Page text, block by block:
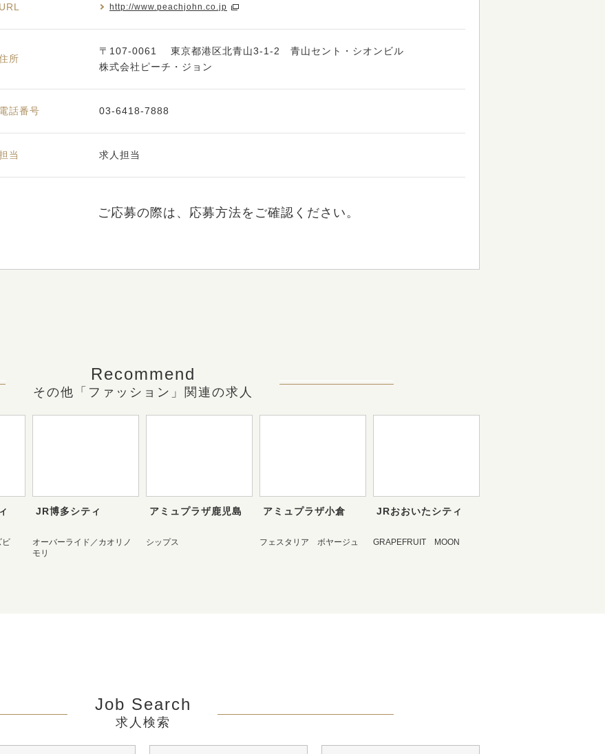
URL http://www.peachjohn.co.jp
所
〒107-0061 東京都港区北青山3-1-2 青山セント・シオンビル
株式会社ピーチ・ジョン
電話番号 03-6418-7888
当 求人担当
ご応募の際は、応募方法をご確認ください。
Recommend
その他「ファッション」関連の求人
ビ
JR博多シティ
オーバーライド／カオリノ
モリ
アミュプラザ鹿児島
シップス
アミュプラザ小倉
フェスタリア ボヤージュ
JRおおいたシティ
GRAPEFRUIT MOON
Job Search
求人検索